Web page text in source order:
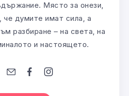
Място за онези,
че думите имат сила, а
разбиране – на света, на
и настоящето.